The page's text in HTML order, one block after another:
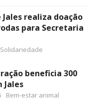
realiza doação
para Secretaria
Solidariedade
beneficia 300
Jales
Bem-estar animal